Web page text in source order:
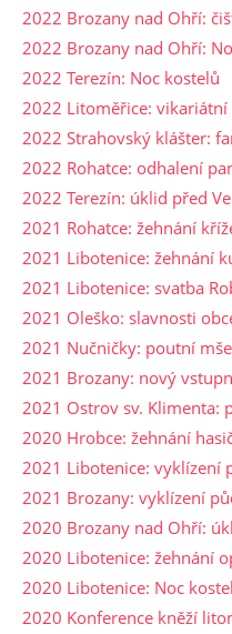
2022 Brozany nad Ohří:
2022 Brozany nad Ohří:
2022 Terezín: Noc kostelů
2022 Litoměřice: vikariátní
2022 Strahovský klášter:
2022 Rohatce: odhalení
2022 Terezín: úklid před
2021 Rohatce: žehnání
2021 Libotenice: žehnání
2021 Libotenice: svatba
2021 Oleško: slavnosti
2021 Nučničky: poutní
2021 Brozany: nový
2021 Ostrov sv. Klimenta:
2020 Hrobce: žehnání
2021 Libotenice: vyklízení
2021 Brozany: vyklízení
2020 Brozany nad Ohří:
2020 Libotenice: žehnání
2020 Libotenice: Noc
2020 Konference kněží